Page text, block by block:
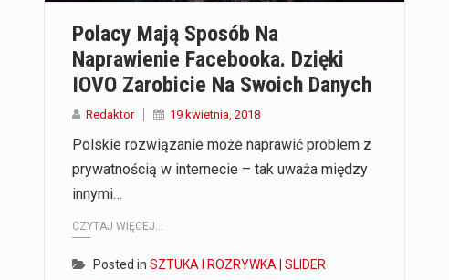
Polacy Mają Sposób Na
Naprawienie Facebooka. Dzięki
IOVO Zarobicie Na Swoich Danych
Redaktor 19 kwietnia, 2018
Polskie rozwiązanie może naprawić problem z
prywatnością w internecie – tak uważa między
innymi…
CZYTAJ WIĘCEJ...
Posted in SZTUKA I ROZRYWKA | SLIDER